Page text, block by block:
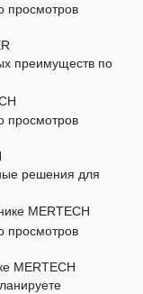
преимуществ по
решения для
MERTECH